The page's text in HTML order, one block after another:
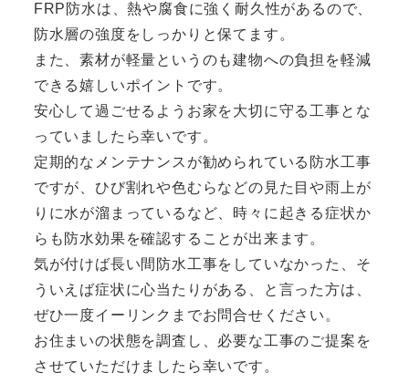
FRP防水は、熱や腐食に強く耐久性があるので、
防水層の強度をしっかりと保てます。
また、素材が軽量というのも建物への負担を軽減
できる嬉しいポイントです。
安心して過ごせるようお家を大切に守る工事とな
っていましたら幸いです。
定期的なメンテナンスが勧められている防水工事
ですが、ひび割れや色むらなどの見た目や雨上が
りに水が溜まっているなど、時々に起きる症状か
らも防水効果を確認することが出来ます。
気が付けば長い間防水工事をしていなかった、そ
ういえば症状に心当たりがある、と言った方は、
ぜひ一度イーリンクまでお問合せください。
お住まいの状態を調査し、必要な工事のご提案を
させていただけましたら幸いです。